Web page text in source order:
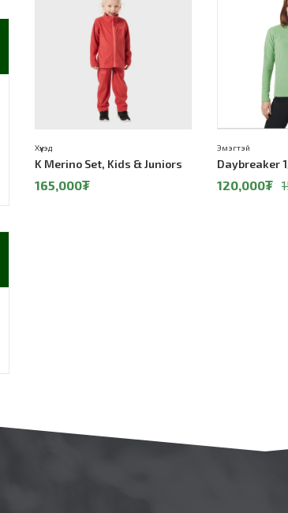
K Merino Set, Kids & Juniors
Хүүхэд
165,000₮
Daybreaker
Эмэгтэй
120,000₮